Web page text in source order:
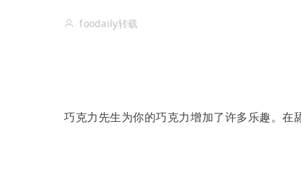
foodaily转载
巧克力先生为你的巧克力增加了许多乐趣。在